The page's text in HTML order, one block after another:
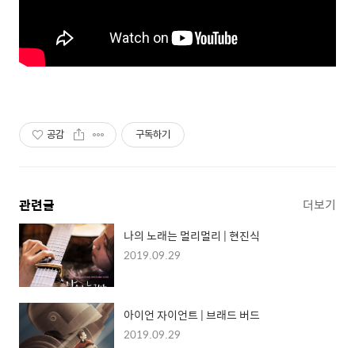
공감 구독하기
관련글 더보기
나의 노래는 멀리멀리 | 현진식
2019.09.29
아이언 자이언트 | 브래드 버드
2019.09.29